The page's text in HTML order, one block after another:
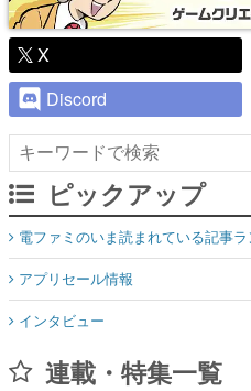
X
Discord
ピックアップ
電ファミのいま読まれている記事
アプリセール情報
インタビュー
連載・特集一覧